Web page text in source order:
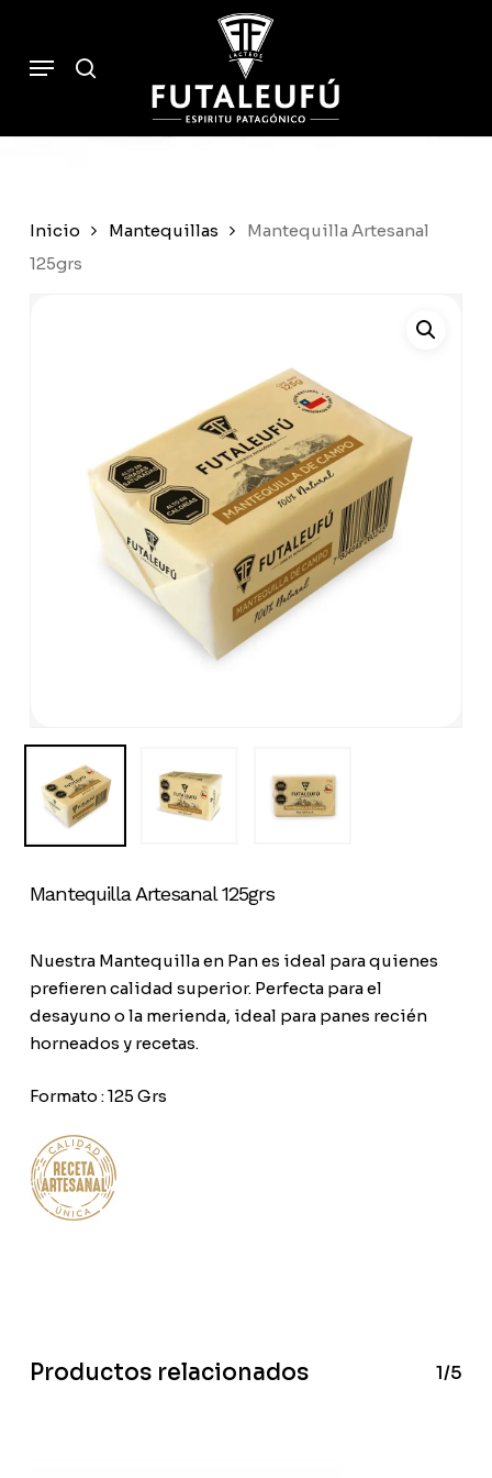
mainMenu
Inicio Mantequillas
Mantequilla Artesanal
125grs
Mantequilla Artesanal 125grs
Nuestra Mantequilla en Pan es ideal para quienes
prefieren calidad superior. Perfecta para el
desayuno o la merienda, ideal para panes recién
horneados y recetas.
Formato : 125 Grs
Productos relacionados 1/5